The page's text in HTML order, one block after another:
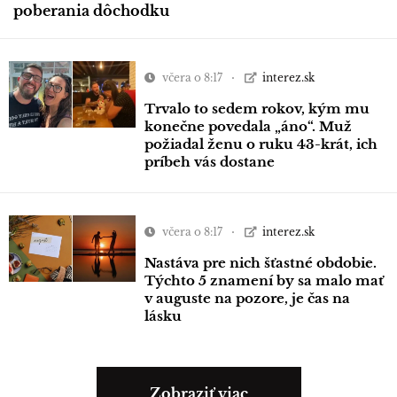
poberania dôchodku
včera o 8:17 interez.sk
Trvalo to sedem rokov, kým mu
konečne povedala „áno“. Muž
požiadal ženu o ruku 43-krát, ich
príbeh vás dostane
včera o 8:17 interez.sk
Nastáva pre nich šťastné obdobie.
Týchto 5 znamení by sa malo mať
v auguste na pozore, je čas na
lásku